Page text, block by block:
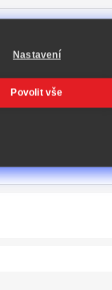
Nastavení
Povolit vše